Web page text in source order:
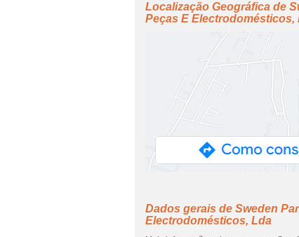
Localização Geográfica de
Peças E Electrodomésticos,
Dados gerais de Sweden
Electrodomésticos, Lda